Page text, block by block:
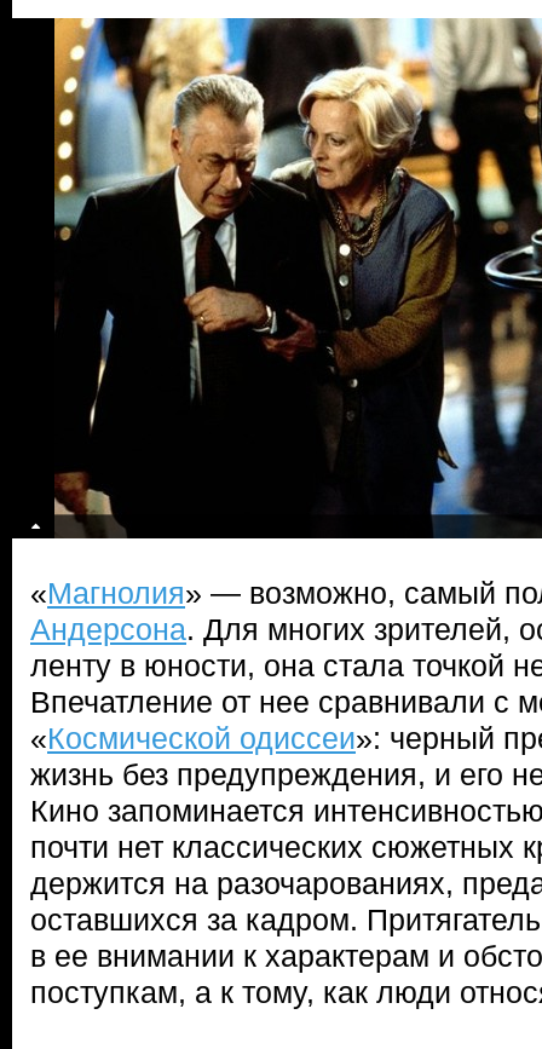
«Магнолия» — возможно, самый
Андерсона. Для многих зрителей,
ленту в юности, она стала точкой
Впечатление от нее сравнивали с
«Космической одиссеи»: черный
жизнь без предупреждения, и его
Кино запоминается
почти нет классических сюжетных
держится на разочарованиях,
оставшихся за кадром.
в ее внимании к характерам и
поступкам, а к тому, как люди